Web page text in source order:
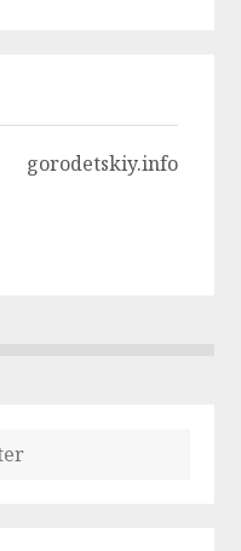
gorodetskiy.info